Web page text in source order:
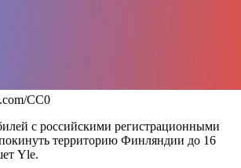
CC0
с российскими регистрационными
территорию Финляндии до 16
Yle.